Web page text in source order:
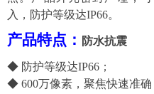
入，防护等级达IP66。
产品特点： 防水抗震
◆ 防护等级达IP66 ；
◆ 600万像素，聚焦快速准确